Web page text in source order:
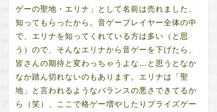
ゲーの聖地・エリナ」として名前は売れました、
知ってもらったから。音ゲープレイヤー全体の中
で、エリナを知ってくれている方は多い（と思
う）ので、そんなエリナから音ゲーを下げたら、
皆さんの期待と変わっちゃうよな…と思うとなか
なか踏ん切れないのもあります。エリナは「聖
地」と言われるようなバランスの悪さできてるか
ら（笑）、ここで格ゲー増やしたりプライズゲー